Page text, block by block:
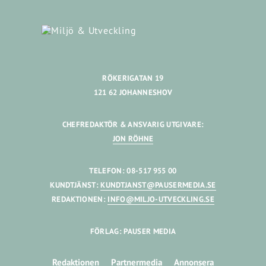
RÖKERIGATAN 19
121 62 JOHANNESHOV
CHEFREDAKTÖR & ANSVARIG UTGIVARE:
JON RÖHNE
TELEFON: 08-517 955 00
KUNDTJÄNST: KUNDTJANST@PAUSERMEDIA.SE
REDAKTIONEN: INFO@MILJO-UTVECKLING.SE
FÖRLAG: PAUSER MEDIA
Redaktionen Partnermedia Annonsera